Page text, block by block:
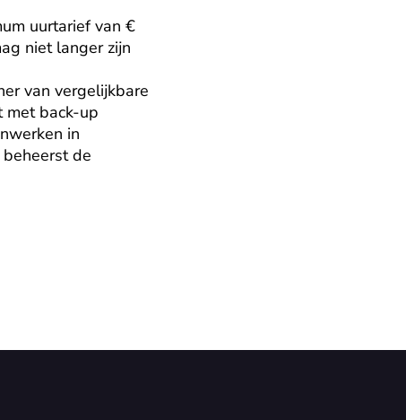
uurtarief van €
niet langer zijn
van vergelijkbare
met back-up
in
de